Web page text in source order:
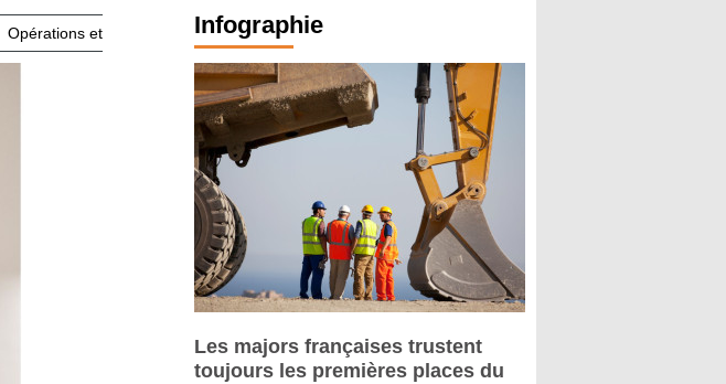
Opérations et
Infographie
Les majors françaises trustent
toujours les premières places du